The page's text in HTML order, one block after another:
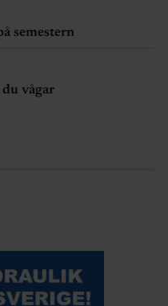
semestern
vågar